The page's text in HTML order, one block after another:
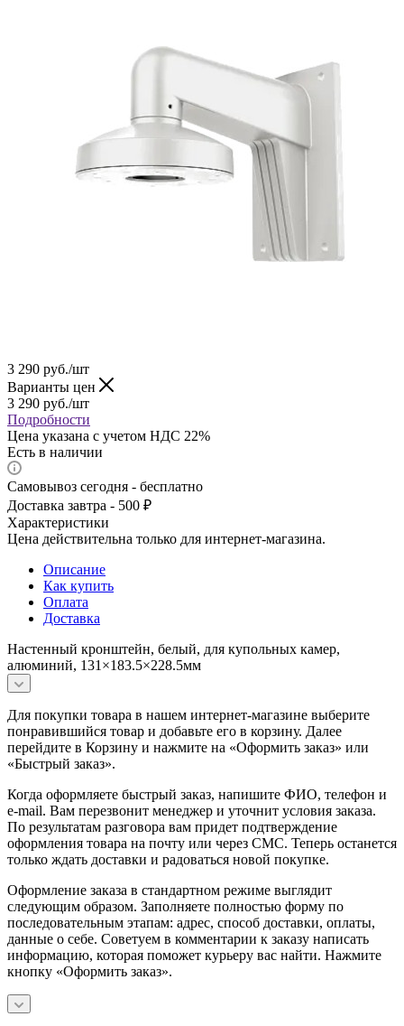
3 290 руб./шт
Варианты цен
3 290 руб./шт
Подробности
Цена указана с учетом НДС 22%
Есть в наличии
Самовывоз сегодня - бесплатно
Доставка завтра - 500 ₽
Характеристики
Цена действительна только для интернет-магазина.
Описание
Как купить
Оплата
Доставка
Настенный кронштейн, белый, для купольных камер,
алюминий, 131×183.5×228.5мм
Для покупки товара в нашем интернет-магазине выберите
понравившийся товар и добавьте его в корзину. Далее
перейдите в Корзину и нажмите на «Оформить заказ» или
«Быстрый заказ».
Когда оформляете быстрый заказ, напишите ФИО, телефон и
e-mail. Вам перезвонит менеджер и уточнит условия заказа.
По результатам разговора вам придет подтверждение
оформления товара на почту или через СМС. Теперь останется
только ждать доставки и радоваться новой покупке.
Оформление заказа в стандартном режиме выглядит
следующим образом. Заполняете полностью форму по
последовательным этапам: адрес, способ доставки, оплаты,
данные о себе. Советуем в комментарии к заказу написать
информацию, которая поможет курьеру вас найти. Нажмите
кнопку «Оформить заказ».